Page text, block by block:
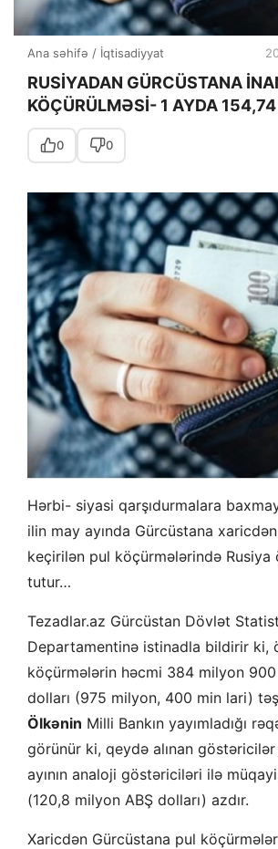
Ana səhifə / İqtisadiyyat
RUSİYADAN GÜRCÜSTANA
KÖÇÜRÜLMƏSİ- 1 AYDA
0 0
Hərbi- siyasi qarşıdurmalara
ilin may ayında Gürcüstana
keçirilən pul köçürmələrində Rusiya
tutur…
Tezadlar.az Gürcüstan Dövlət
Departamentinə istinadla bildirir ki,
köçürmələrin həcmi 384 milyon 900
dolları (975 milyon, 400 min lari)
Ölkənin Milli Bankın yayımladığı
görünür ki, qeydə alınan
ayının analoji göstəriciləri ilə
(120,8 milyon ABŞ dolları) azdır.
Xaricdən Gürcüstana pul